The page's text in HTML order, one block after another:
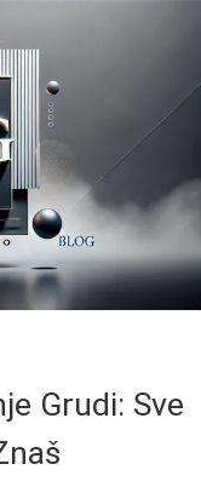
Grudi: Sve